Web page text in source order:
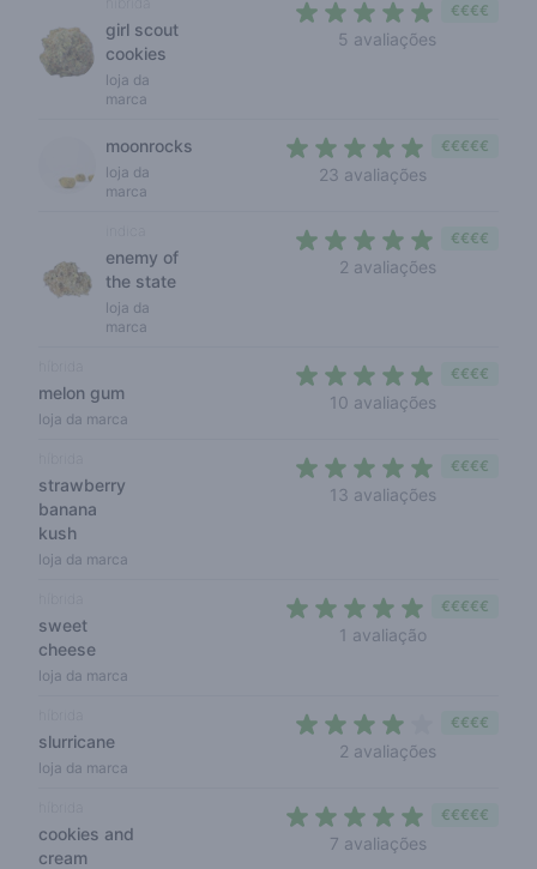
girl scout
cookies
loja da
marca
5 avaliações
€€€€
moonrocks
loja da
marca
23 avaliações
€€€€€
enemy of
the state
loja da
marca
2 avaliações
€€€€
melon gum
loja da marca
10 avaliações
€€€€
strawberry
banana
kush
loja da marca
13 avaliações
€€€€
sweet
cheese
loja da marca
1 avaliação
€€€€€
slurricane
loja da marca
2 avaliações
€€€€
cookies and
cream
7 avaliações
€€€€€